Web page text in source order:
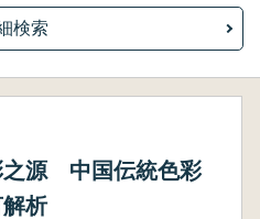
検索
之源 中国伝統色彩
析